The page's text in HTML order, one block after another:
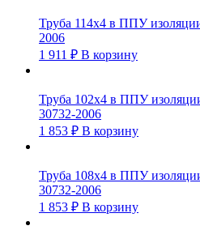
Труба 114х4 в ППУ
2006
1 911 ₽ В корзину
Труба 102х4 в ППУ
30732-2006
1 853 ₽ В корзину
Труба 108х4 в ППУ
30732-2006
1 853 ₽ В корзину